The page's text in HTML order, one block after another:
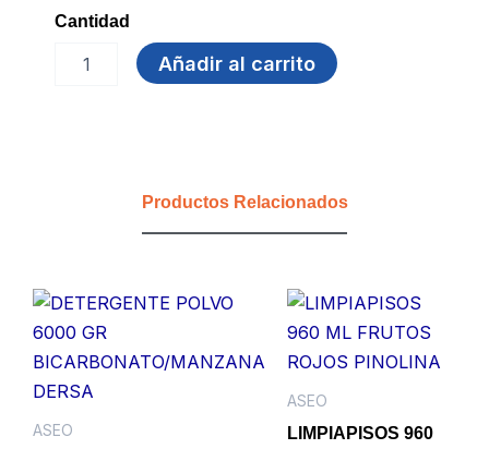
Cantidad
NITRILO
Añadir al carrito
Productos Relacionados
ASEO
ASEO
LIMPIAPISOS 960